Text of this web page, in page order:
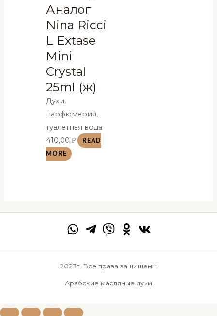
Аналог
Nina Ricci
L Extase
Mini
Crystal
25ml (ж)
Духи,
парфюмерия,
туалетная вода
410,00Р
READ
MORE
2023г, Все права защищены
Арабские масляные духи